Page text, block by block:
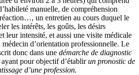
manuelle, de compréhension
un entretien au cours duquel le
les intérêts, les goûts, les désirs
leur intensité, et aussi une visite médicale
d’orientation professionnelle. Le
donc dans une démarche de diagnostic
ayant pour objectif d’établirun pronostic de
d’une profession.